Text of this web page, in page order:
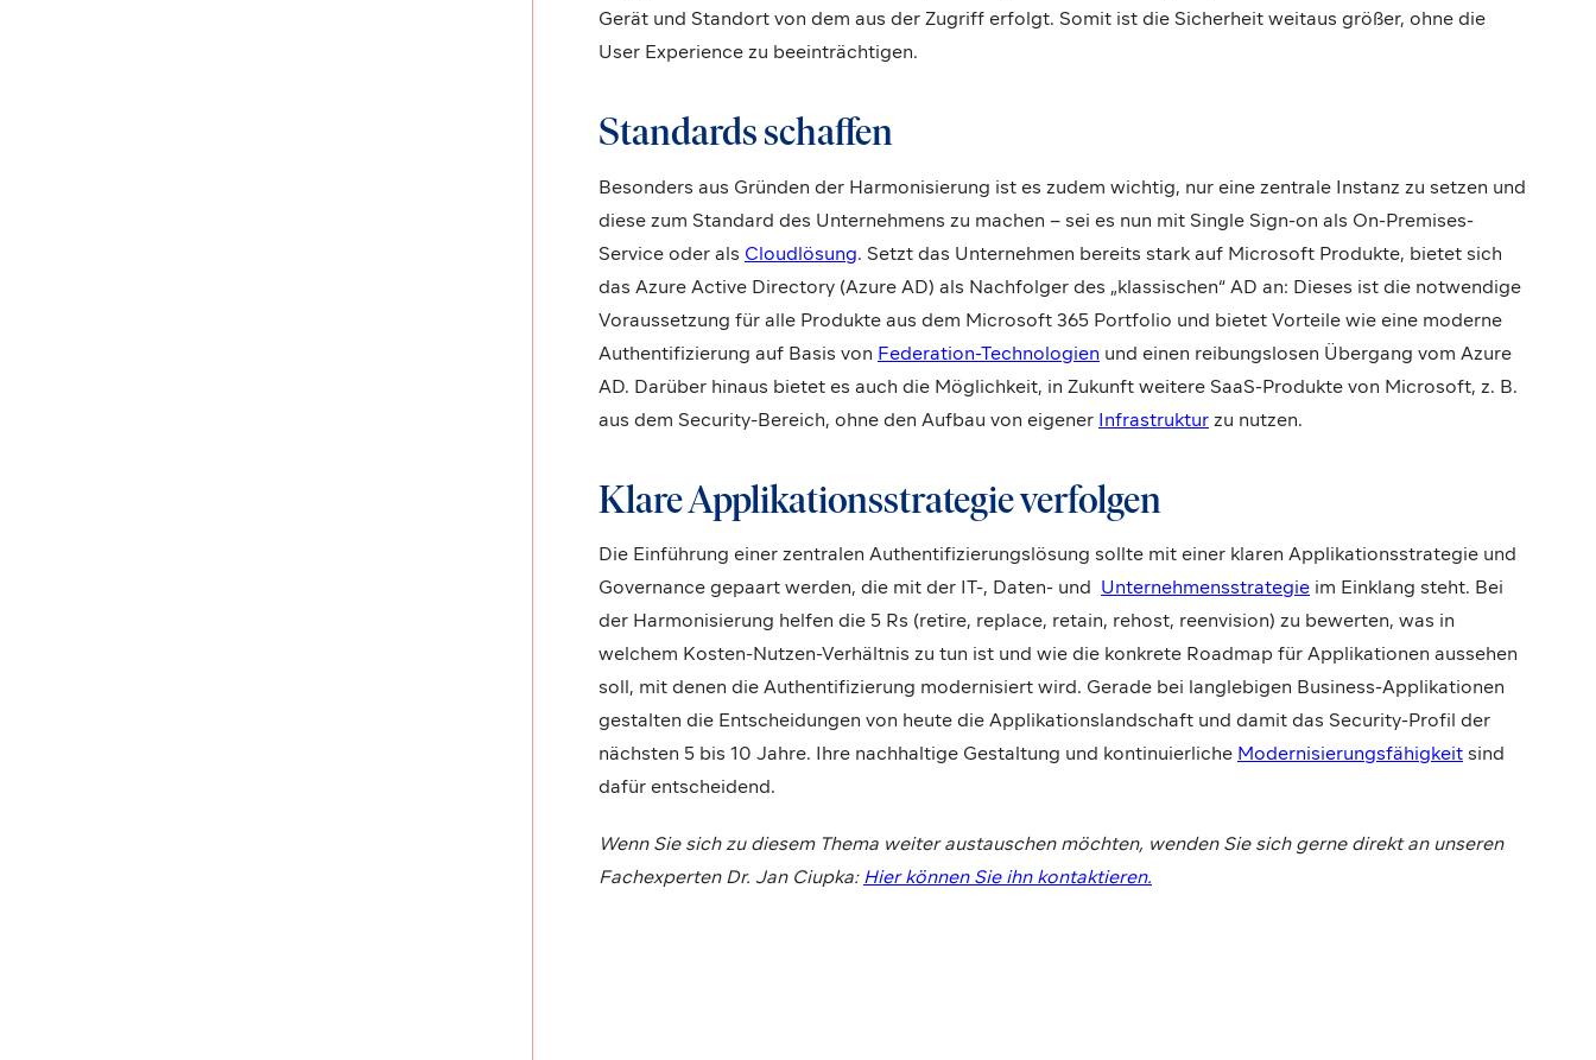
Gerät und Standort von dem aus der Zugriff erfolgt. Somit ist die Sicherheit weitaus größer, ohne die
User Experience zu beeinträchtigen.
Standards schaffen
Besonders aus Gründen der Harmonisierung ist es zudem wichtig, nur eine zentrale Instanz zu setzen und
diese zum Standard des Unternehmens zu machen – sei es nun mit Single Sign-on als On-Premises-
Service oder als Cloudlösung. Setzt das Unternehmen bereits stark auf Microsoft Produkte, bietet sich
das Azure Active Directory (Azure AD) als Nachfolger des „klassischen“ AD an: Dieses ist die notwendige
Voraussetzung für alle Produkte aus dem Microsoft 365 Portfolio und bietet Vorteile wie eine moderne
Authentifizierung auf Basis von Federation-Technologien und einen reibungslosen Übergang vom Azure
AD. Darüber hinaus bietet es auch die Möglichkeit, in Zukunft weitere SaaS-Produkte von Microsoft, z. B.
aus dem Security-Bereich, ohne den Aufbau von eigener Infrastrukturzu nutzen.
Klare Applikationsstrategie verfolgen
Die Einführung einer zentralen Authentifizierungslösung sollte mit einer klaren Applikationsstrategie und
Governance gepaart werden, die mit der IT-, Daten- und Unternehmensstrategieim Einklang steht. Bei
der Harmonisierung helfen die 5 Rs (retire, replace, retain, rehost, reenvision) zu bewerten, was in
welchem Kosten-Nutzen-Verhältnis zu tun ist und wie die konkrete Roadmap für Applikationen aussehen
soll, mit denen die Authentifizierung modernisiert wird. Gerade bei langlebigen Business-Applikationen
gestalten die Entscheidungen von heute die Applikationslandschaft und damit das Security-Profil der
nächsten 5 bis 10 Jahre. Ihre nachhaltige Gestaltung und kontinuierliche Modernisierungsfähigkeitsind
dafür entscheidend.
Wenn Sie sich zu diesem Thema weiter austauschen möchten, wenden Sie sich gerne direkt an unseren
Fachexperten Dr. Jan Ciupka: Hier können Sie ihn kontaktieren.